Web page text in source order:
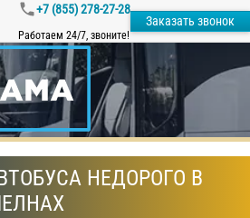
+7 (855) 278-27-28
Работаем 24/7, звоните!
Заказать звонок
НЕДОРОГО В